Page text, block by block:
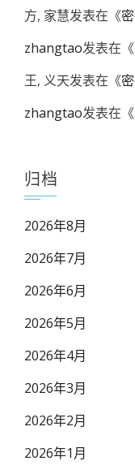
方, 家慧发表在《
zhangtao发表在《
王, 义天发表在《
zhangtao发表在《
归档
2026年8月
2026年7月
2026年6月
2026年5月
2026年4月
2026年3月
2026年2月
2026年1月